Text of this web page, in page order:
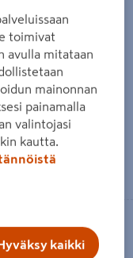
PAW-3WYVLV-
lämpöpumppu
kpl
/ kpl
Lue lisää
toimivat
avulla mitataan
mainonnan
painamalla
valintojasi
kautta.
kaikki